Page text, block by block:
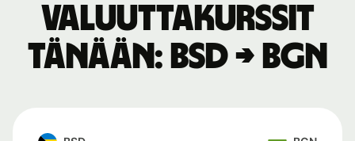
Valuuttakurssit
tänään: BSD → BGN